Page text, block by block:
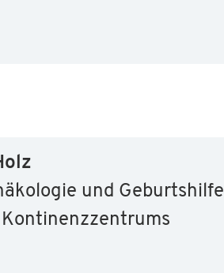
und Geburtshilfe